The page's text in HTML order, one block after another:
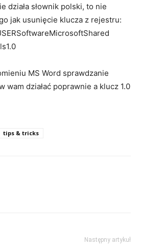
działa słownik polski, to nie
jak usunięcie klucza z rejestru:
MS Word sprawdzanie
wam działać poprawnie a klucz 1.0
tips & tricks
Następny artykuł